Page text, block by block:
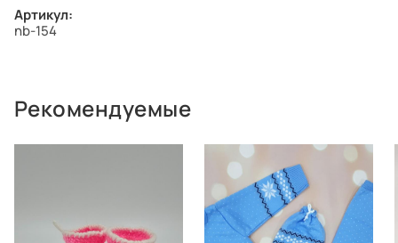
Артикул:
nb-154
Рекомендуемые